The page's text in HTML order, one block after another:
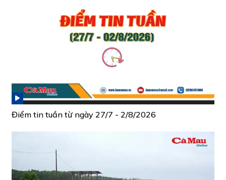
Điểm tin tuần từ ngày 27/7 - 2/8/2026